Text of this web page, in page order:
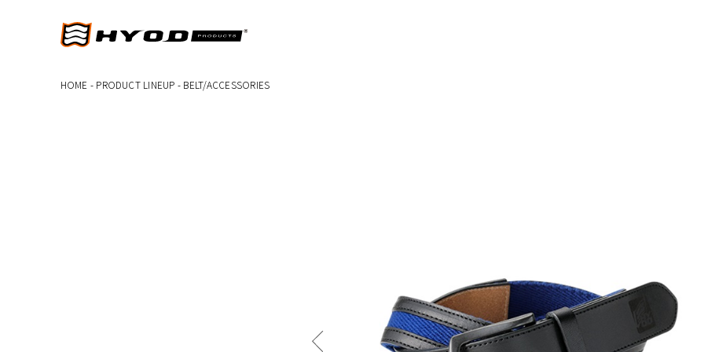
HOME - PRODUCT LINEUP - BELT/ACCESSORIES